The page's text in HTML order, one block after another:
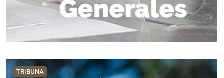
TRIBUNA